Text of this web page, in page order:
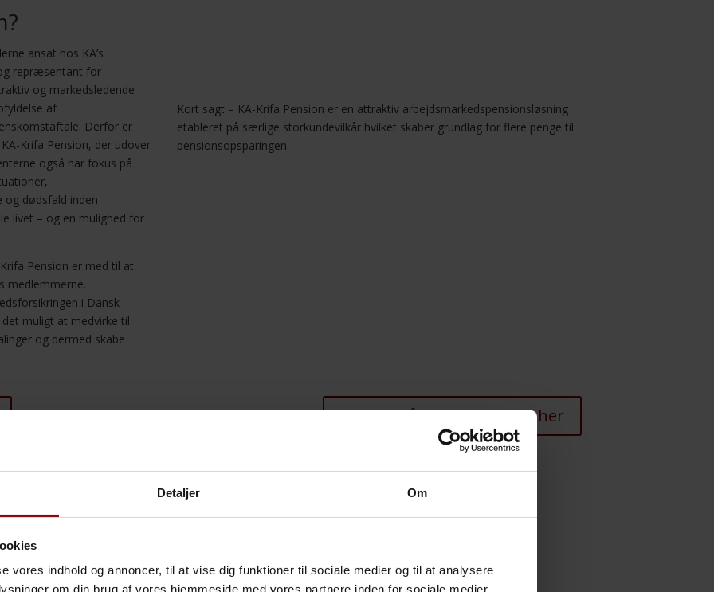
Detaljer Om
vores indhold og annoncer, til at vise dig funktioner til sociale medier og til at analysere
ansat hos KA’s
repræsentant for
og markedsledende
af
Derfor er
Krifa Pension, der udover
også har fokus på
og dødsfald inden
livet – og en mulighed for
Pension er med til at
medlemmerne.
i Dansk
muligt at medvirke til
og dermed skabe
Kort sagt – KA-Krifa Pension er en attraktiv arbejdsmarkedspensionsløsning
etableret på særlige storkundevilkår hvilket skaber grundlag for flere penge til
pensionsopsparingen.
Book et rådgivningsmøde her
Pension her